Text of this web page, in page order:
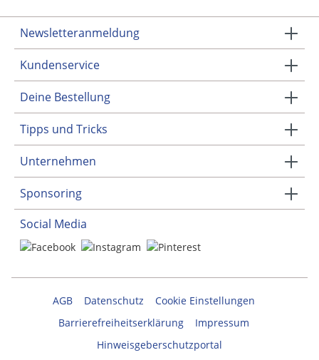
Newsletteranmeldung
Kundenservice
Deine Bestellung
Tipps und Tricks
Unternehmen
Sponsoring
Social Media
AGB Datenschutz
Cookie Einstellungen
Barrierefreiheitserklärung
Impressum
Hinweisgeberschutzportal